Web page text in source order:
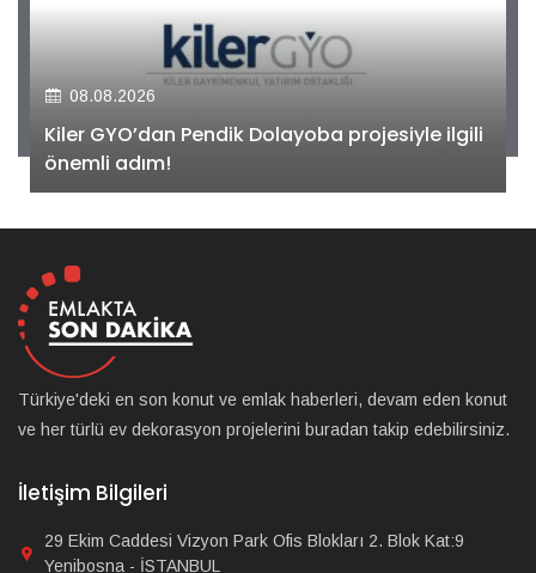
08.08.2026
Kiler GYO’dan Pendik Dolayoba projesiyle ilgili
önemli adım!
Türkiye'deki en son konut ve emlak haberleri, devam eden konut
ve her türlü ev dekorasyon projelerini buradan takip edebilirsiniz.
İletişim Bilgileri
29 Ekim Caddesi Vizyon Park Ofis Blokları 2. Blok Kat:9
Yenibosna - İSTANBUL